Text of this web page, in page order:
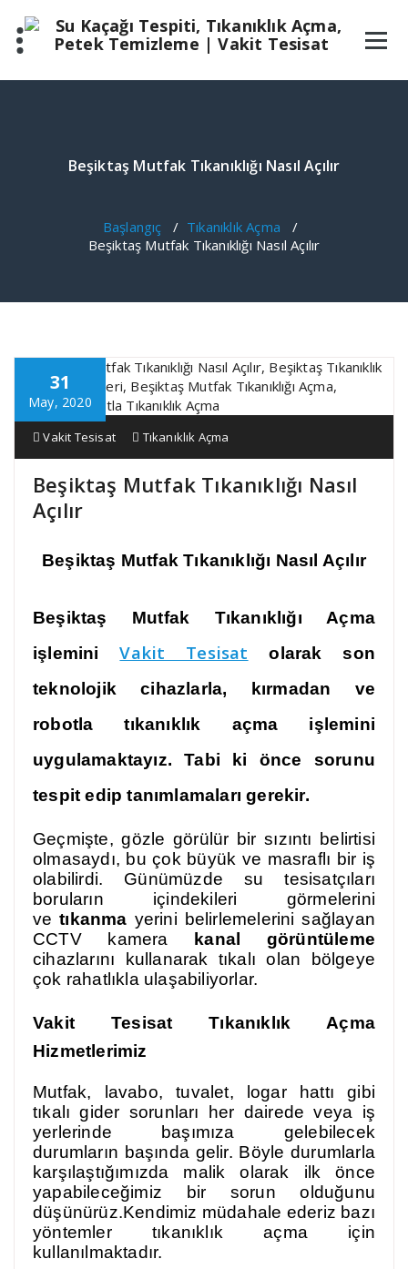
geç
Beşiktaş Mutfak Tıkanıklığı Nasıl Açılır
Başlangıç / Tıkanıklık Açma /
Beşiktaş Mutfak Tıkanıklığı Nasıl Açılır
31
May, 2020
Vakit Tesisat Tıkanıklık Açma
Beşiktaş Mutfak Tıkanıklığı Nasıl
Açılır
Beşiktaş Mutfak Tıkanıklığı Nasıl Açılır
Beşiktaş Mutfak Tıkanıklığı Açma
işleminiVakit Tesisat olarak son
teknolojik cihazlarla, kırmadan ve
robotlatıkanıklık açma işlemini
uygulamaktayız. Tabi ki önce sorunu
tespit edip tanımlamaları gerekir.
Geçmişte, gözle görülür bir sızıntı belirtisi
olmasaydı, bu çok büyük ve masraflı bir iş
olabilirdi. Günümüzde su tesisatçıları
boruların içindekileri görmelerini
ve tıkanma yerini belirlemelerini sağlayan
CCTV kamera
kanal görüntüleme
cihazlarını kullanarak tıkalı olan bölgeye
çok rahatlıkla ulaşabiliyorlar.
Vakit Tesisat Tıkanıklık Açma
Hizmetlerimiz
Mutfak, lavabo, tuvalet, logar hattı gibi
tıkalı gider sorunları her dairede veya iş
yerlerinde başımıza gelebilecek
durumların başında gelir. Böyle durumlarla
karşılaştığımızda malik olarak ilk önce
yapabileceğimiz bir sorun olduğunu
düşünürüz.Kendimiz müdahale ederiz bazı
yöntemler tıkanıklık açma için
kullanılmaktadır.